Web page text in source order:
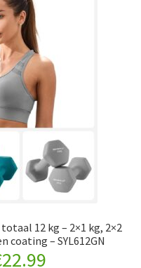
12 kg – 2×1 kg, 2×2
coating – SYL612GN
22.99Current